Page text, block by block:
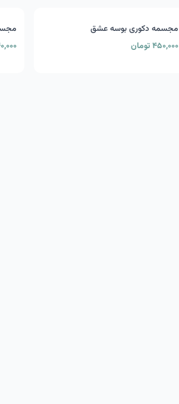
مجسمه دکوری بوسه عشق
۴۵۰,۰۰۰ تومان
۸۴۰,۰۰۰